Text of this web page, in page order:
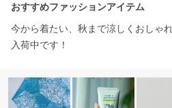
おすすめファッションアイテム
今から着たい、秋まで涼しくおしゃ
入荷中です！